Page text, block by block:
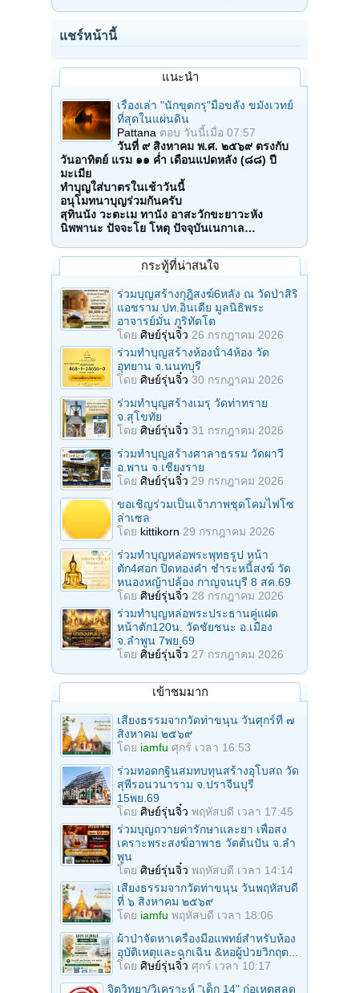
แชร์หน้านี้
แนะนำ
เรื่องเล่า "นักขุดกรุ"มือขลัง ขมังเวทย์
ที่สุดในแผ่นดิน
Pattana ตอบ วันนี้เมื่อ 07:57
วันที่ ๙ สิงหาคม พ.ศ. ๒๕๖๙ ตรงกับ
วันอาทิตย์ แรม ๑๑ ค่ำ เดือนแปดหลัง (๘๘) ปี
มะเมีย
ทำบุญใส่บาตรในเช้าวันนี้
อนุโมทนาบุญร่วมกันครับ
สุทินนัง วะตะเม ทานัง อาสะวักขะยาวะหัง
นิพพานะ ปัจจะโย โหตุ ปัจจุบันเนกาเล…
กระทู้ที่น่าสนใจ
ร่วมบุญสร้างกุฎิสงฆ์6หลัง ณ วัดป่าสิริ
แอชราม ปท.อินเดีย มูลนิธิพระ
อาจารย์มั่น ภูริทัตโต
โดย ศิษย์รุ่นจิ๋ว 26 กรกฎาคม 2026
ร่วมทําบุญสร้างห้องนั้า4ห้อง วัด
อุทยาน จ.นนทบุรี
โดย ศิษย์รุ่นจิ๋ว 30 กรกฎาคม 2026
ร่วมทําบุญสร้างเมรุ วัดท่าทราย
จ.สุโขทัย
โดย ศิษย์รุ่นจิ๋ว 31 กรกฎาคม 2026
ร่วมทําบุญสร้างศาลาธรรม วัดผาวี
อ.พาน จ.เชียงราย
โดย ศิษย์รุ่นจิ๋ว 29 กรกฎาคม 2026
ขอเชิญร่วมเป็นเจ้าภาพชุดโคมไฟโซ
ล่าเซล
โดย kittikorn 29 กรกฎาคม 2026
ร่วมทําบุญหล่อพระพุทธรูป หน้า
ตัก4ศอก ปิดทองคํา ชําระหนี้สงฆ์ วัด
หนองหญ้าปล้อง กาญจนบุรี 8 สค.69
โดย ศิษย์รุ่นจิ๋ว 28 กรกฎาคม 2026
ร่วมทําบุญหล่อพระประธานคู่แฝด
หน้าตัก120น. วัดชัยชนะ อ.เมือง
จ.ลำพูน 7พย.69
โดย ศิษย์รุ่นจิ๋ว 27 กรกฎาคม 2026
เข้าชมมาก
เสียงธรรมจากวัดท่าขนุน วันศุกร์ที่ ๗
สิงหาคม ๒๕๖๙
โดย iamfu ศุกร์ เวลา 16:53
ร่วมทอดกฐินสมทบทุนสร้างอุโบสถ วัด
สุพีรอนวนาราม จ.ปราจีนบุรี
15พย.69
โดย ศิษย์รุ่นจิ๋ว พฤหัสบดี เวลา 17:45
ร่วมบุญถวายค่ารักษาและยา เพื่อสง
เคราะพระสงฆ์อาพาธ วัดต้นปัน จ.ลํา
พูน
โดย ศิษย์รุ่นจิ๋ว พฤหัสบดี เวลา 14:14
เสียงธรรมจากวัดท่าขนุน วันพฤหัสบดี
ที่ ๖ สิงหาคม ๒๕๖๙
โดย iamfu พฤหัสบดี เวลา 18:06
ผ้าป่าจัดหาเครื่องมือแพทย์สำหรับห้อง
อุบัติเหตุและฉุกเฉิน &หอผู้ป่วยวิกฤต...
โดย ศิษย์รุ่นจิ๋ว ศุกร์ เวลา 10:17
จิตวิทยา/วิเคราะห์ "เด็ก 14" ก่อเหตุสลด